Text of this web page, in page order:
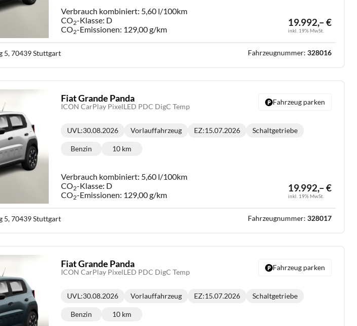
19.992,– €
inkl. 19% MwSt.
Verbrauch kombiniert: 5,60 l/100km
CO2-Klasse: D
CO2-Emissionen: 129,00 g/km
5,70439 Stuttgart Fahrzeugnummer: 328016
Fiat Grande Panda
ICON CarPlay PixelLED PDC DigC Temp
19.992,– €
inkl. 19% MwSt.
Lieferzeit:
UVL:30.08.2026 Vorlauffahrzeug EZ:15.07.2026
Getriebe:
Schaltgetriebe
Kraftstoff:
Benzin
Kilometerstand:
10 km
Verbrauch kombiniert: 5,60 l/100km
CO2-Klasse: D
CO2-Emissionen: 129,00 g/km
Fahrzeug parken
5,70439 Stuttgart Fahrzeugnummer: 328017
Fiat Grande Panda
ICON CarPlay PixelLED PDC DigC Temp
Lieferzeit:
UVL:30.08.2026 Vorlauffahrzeug EZ:15.07.2026
Getriebe:
Schaltgetriebe
Kraftstoff:
Benzin
Kilometerstand:
10 km
Fahrzeug parken